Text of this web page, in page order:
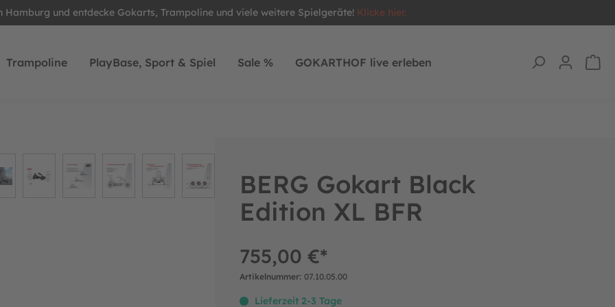
Hamburg und entdecke Gokarts, Trampoline und viele weitere Spielgeräte! Klicke hier.
Trampoline PlayBase, Sport & Spiel Sale % GOKARTHOF live erleben
BERG Gokart Black
Edition XL BFR
755,00 €*
Artikelnummer:07.10.05.00
Lieferzeit 2-3 Tage